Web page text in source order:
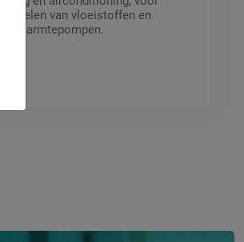
koelen van vloeistoffen en
warmtepompen.